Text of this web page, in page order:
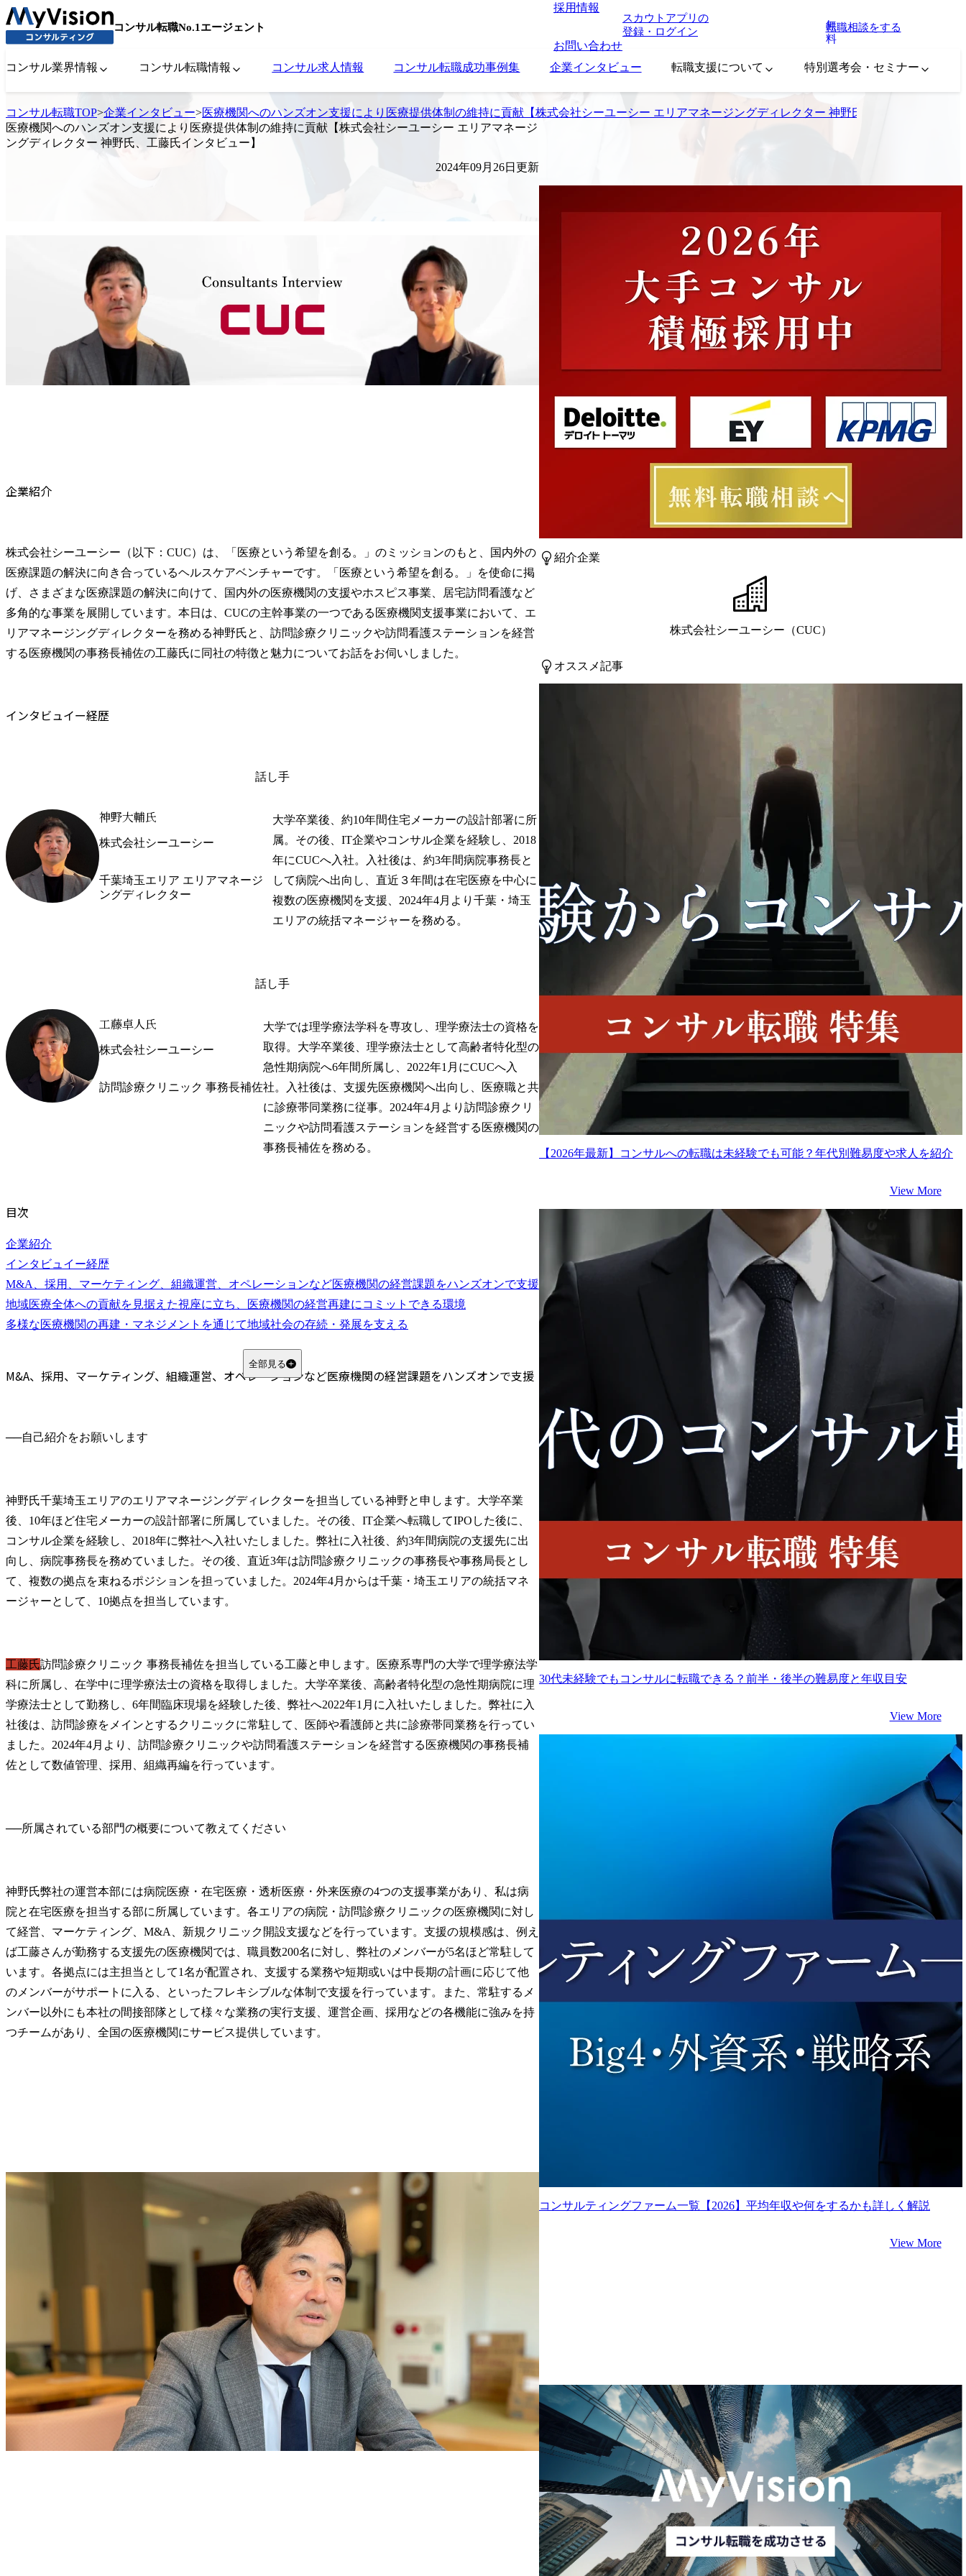
コンサル転職No.1エージェント
採用情報
お問い合わせ
スカウトアプリの
登録・ログイン
無
料
転職相談をする
コンサル業界情報 コンサル転職情報 コンサル求人情報 コンサル転職成功事例集 企業インタビュー 転職支援について 特別選考会・セミナー
コンサル転職TOP>企業インタビュー>医療機関へのハンズオン支援により医療提供体制の維持に貢献【株式会社シーユーシー エリアマネージングディレクター 神野氏、工藤氏インタビ
医療機関へのハンズオン支援により医療提供体制の維持に貢献【株式会社シーユーシー エリアマネージ
ングディレクター 神野氏、工藤氏インタビュー】
2024年09月26日更新
企業紹介
株式会社シーユーシー（以下：CUC）は、「医療という希望を創る。」のミッションのもと、国内外の
医療課題の解決に向き合っているヘルスケアベンチャーです。「医療という希望を創る。」を使命に掲
げ、さまざまな医療課題の解決に向けて、国内外の医療機関の支援やホスピス事業、居宅訪問看護など
多角的な事業を展開しています。本日は、CUCの主幹事業の一つである医療機関支援事業において、エ
リアマネージングディレクターを務める神野氏と、訪問診療クリニックや訪問看護ステーションを経営
する医療機関の事務長補佐の工藤氏に同社の特徴と魅力についてお話をお伺いしました。
インタビュイー経歴
話し手
神野大輔氏
株式会社シーユーシー
千葉埼玉エリア エリアマネージ
ングディレクター
大学卒業後、約10年間住宅メーカーの設計部署に所
属。その後、IT企業やコンサル企業を経験し、2018
年にCUCへ入社。入社後は、約3年間病院事務長と
して病院へ出向し、直近３年間は在宅医療を中心に
複数の医療機関を支援、2024年4月より千葉・埼玉
エリアの統括マネージャーを務める。
話し手
工藤卓人氏
株式会社シーユーシー
訪問診療クリニック 事務長補佐
大学では理学療法学科を専攻し、理学療法士の資格を
取得。大学卒業後、理学療法士として高齢者特化型の
急性期病院へ6年間所属し、2022年1月にCUCへ入
社。入社後は、支援先医療機関へ出向し、医療職と共
に診療帯同業務に従事。2024年4月より訪問診療クリ
ニックや訪問看護ステーションを経営する医療機関の
事務長補佐を務める。
目次
企業紹介
インタビュイー経歴
M&A、採用、マーケティング、組織運営、オペレーションなど医療機関の経営課題をハンズオンで支援
地域医療全体への貢献を見据えた視座に立ち、医療機関の経営再建にコミットできる環境
多様な医療機関の再建・マネジメントを通じて地域社会の存続・発展を支える
全部見る
M&A、採用、マーケティング、組織運営、オペレーションなど医療機関の経営課題をハンズオンで支援
──
神野氏千葉埼玉エリアのエリアマネージングディレクターを担当している神野と申します。大学卒業
後、10年ほど住宅メーカーの設計部署に所属していました。その後、IT企業へ転職してIPOした後に、
コンサル企業を経験し、2018年に弊社へ入社いたしました。弊社に入社後、約3年間病院の支援先に出
向し、病院事務長を務めていました。その後、直近3年は訪問診療クリニックの事務長や事務局長とし
て、複数の拠点を束ねるポジションを担っていました。2024年4月からは千葉・埼玉エリアの統括マネ
ージャーとして、10拠点を担当しています。
工藤氏訪問診療クリニック 事務長補佐を担当している工藤と申します。医療系専門の大学で理学療法学
科に所属し、在学中に理学療法士の資格を取得しました。大学卒業後、高齢者特化型の急性期病院に理
学療法士として勤務し、6年間臨床現場を経験した後、弊社へ2022年1月に入社いたしました。弊社に入
社後は、訪問診療をメインとするクリニックに常駐して、医師や看護師と共に診療帯同業務を行ってい
ました。2024年4月より、訪問診療クリニックや訪問看護ステーションを経営する医療機関の事務長補
佐として数値管理、採用、組織再編を行っています。
──
神野氏弊社の運営本部には病院医療・在宅医療・透析医療・外来医療の4つの支援事業があり、私は病
院と在宅医療を担当する部に所属しています。各エリアの病院・訪問診療クリニックの医療機関に対し
て経営、マーケティング、M&A、新規クリニック開設支援などを行っています。支援の規模感は、例え
ば工藤さんが勤務する支援先の医療機関では、職員数200名に対し、弊社のメンバーが5名ほど常駐して
います。各拠点には主担当として1名が配置され、支援する業務や短期或いは中長期の計画に応じて他
のメンバーがサポートに入る、といったフレキシブルな体制で支援を行っています。また、常駐するメ
ンバー以外にも本社の間接部隊として様々な業務の実行支援、運営企画、採用などの各機能に強みを持
つチームがあり、全国の医療機関にサービス提供しています。
紹介企業
株式会社シーユーシー（CUC）
オススメ記事
【2026年最新】コンサルへの転職は未経験でも可能？年代別難易度や求人を紹介
View More
30代未経験でもコンサルに転職できる？前半・後半の難易度と年収目安
View More
コンサルティングファーム一覧【2026】平均年収や何をするかも詳しく解説
View More